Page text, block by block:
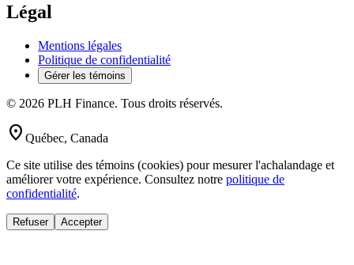
Légal
Mentions légales
Politique de confidentialité
Gérer les témoins
© 2026 PLH Finance. Tous droits réservés.
location_on Québec, Canada
Ce site utilise des témoins (cookies) pour mesurer l'achalandage et
améliorer votre expérience. Consultez notre politique de
confidentialité.
Refuser Accepter